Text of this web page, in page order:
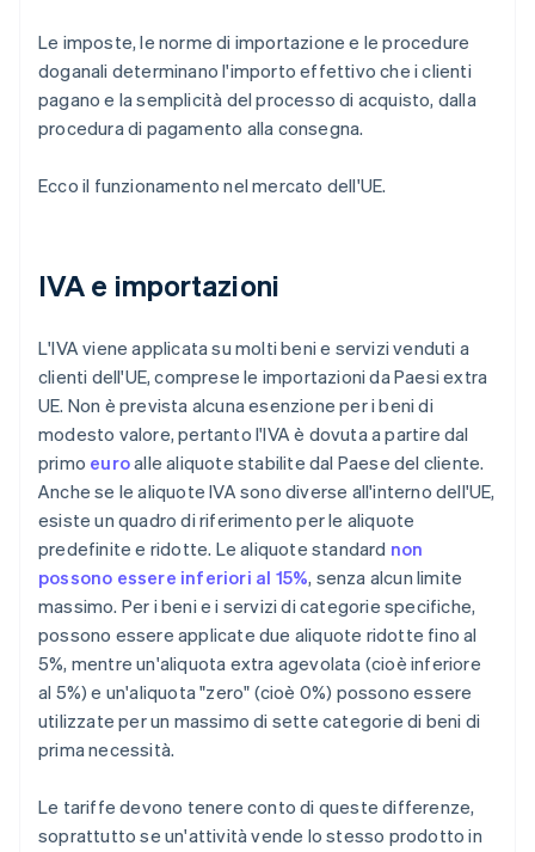
Le imposte, le norme di importazione e le procedure
doganali determinano l'importo effettivo che i clienti
pagano e la semplicità del processo di acquisto, dalla
procedura di pagamento alla consegna.
Ecco il funzionamento nel mercato dell'UE.
IVA e importazioni
L'IVA viene applicata su molti beni e servizi venduti a
clienti dell'UE, comprese le importazioni da Paesi extra
UE. Non è prevista alcuna esenzione per i beni di
modesto valore, pertanto l'IVA è dovuta a partire dal
primo euroalle aliquote stabilite dal Paese del cliente.
Anche se le aliquote IVA sono diverse all'interno dell'UE,
esiste un quadro di riferimento per le aliquote
predefinite e ridotte. Le aliquote standard non
possono essere inferiori al 15%, senza alcun limite
massimo. Per i beni e i servizi di categorie specifiche,
possono essere applicate due aliquote ridotte fino al
5%, mentre un'aliquota extra agevolata (cioè inferiore
al 5%) e un'aliquota "zero" (cioè 0%) possono essere
utilizzate per un massimo di sette categorie di beni di
prima necessità.
Le tariffe devono tenere conto di queste differenze,
soprattutto se un'attività vende lo stesso prodotto in